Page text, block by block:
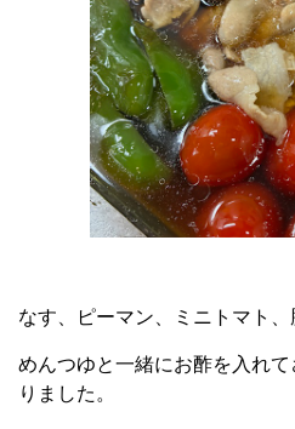
なす、ピーマン、ミニトマト、
めんつゆと一緒にお酢を入れ
りました。